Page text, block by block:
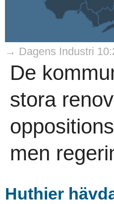
→ Dagens Industri
De
stora
men
Huthier